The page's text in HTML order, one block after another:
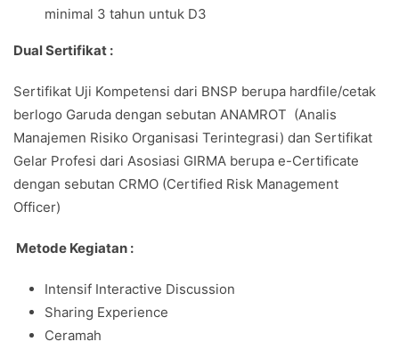
minimal 3 tahun untuk D3
Dual Sertifikat :
Sertifikat Uji Kompetensi dari BNSP berupa hardfile/cetak
berlogo Garuda dengan sebutan ANAMROT (Analis
Manajemen Risiko Organisasi Terintegrasi) dan Sertifikat
Gelar Profesi dari Asosiasi GIRMA berupa e-Certificate
dengan sebutan CRMO (Certified Risk Management
Officer)
Metode Kegiatan :
Intensif Interactive Discussion
Sharing Experience
Ceramah